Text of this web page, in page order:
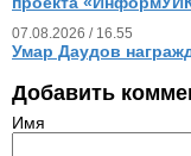
07.08.2026 / 16.55
Умар Даудов
Добавить
Имя